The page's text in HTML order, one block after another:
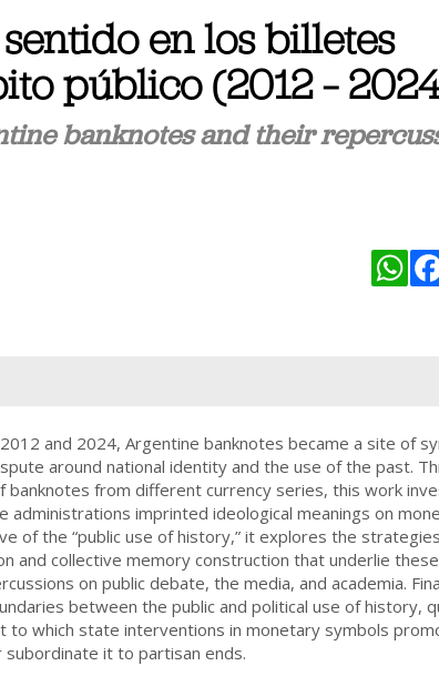
en los billetes
público (2012 –
banknotes and their
and 2024, Argentine banknotes became a site of
around national identity and the use of the past.
banknotes from different currency series, this work
administrations imprinted ideological meanings on
of the “public use of history,” it explores the
and collective memory construction that underlie
on public debate, the media, and academia.
between the public and political use of history,
to which state interventions in monetary symbols
it to partisan ends.